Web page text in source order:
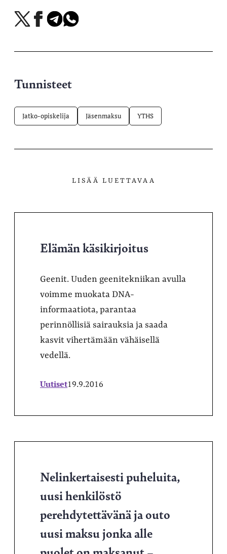
Jaa
X-
Jaa
Facebookissa
Jaa
Telegramissa
Jaa
WhatsAppissa
Tunnisteet
Jatko-opiskelija Jäsenmaksu YTHS
LISÄÄ LUETTAVAA
Elämän käsikirjoitus
Geenit. Uuden geenitekniikan avulla
voimme muokata DNA-
informaatiota, parantaa
perinnöllisiä sairauksia ja saada
kasvit vihertämään vähäisellä
vedellä.
Uutiset19.9.2016
Nelinkertaisesti puheluita,
uusi henkilöstö
perehdytettävänä ja outo
uusi maksu jonka alle